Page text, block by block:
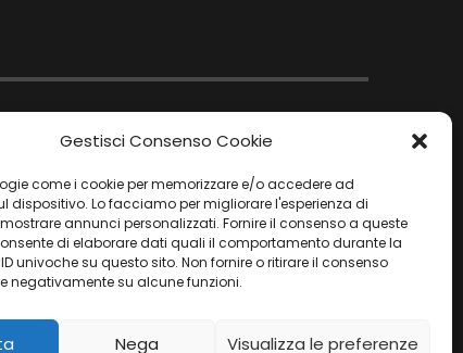
Gestisci Consenso Cookie
come i cookie per memorizzare e/o accedere ad
dispositivo. Lo facciamo per migliorare l'esperienza di
annunci personalizzati. Fornire il consenso a queste
di elaborare dati quali il comportamento durante la
univoche su questo sito. Non fornire o ritirare il consenso
negativamente su alcune funzioni.
Nega Visualizza le preferenze